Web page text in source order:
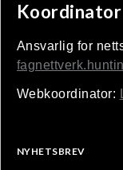
Koordinator
Ansvarlig for
Webkoordinator:
NYHETSBREV